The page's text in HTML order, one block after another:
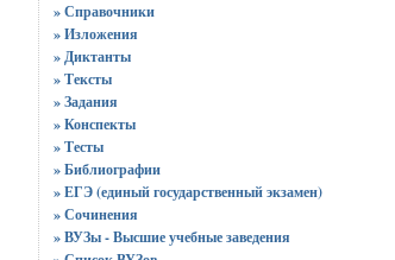
» Справочники
» Изложения
» Диктанты
» Тексты
» Задания
» Конспекты
» Тесты
» Библиографии
» ЕГЭ (единый государственный экзамен)
» Сочинения
» ВУЗы - Высшие учебные заведения